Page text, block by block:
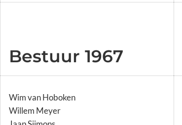
Bestuur 1967
Wim van Hoboken
Willem Meyer